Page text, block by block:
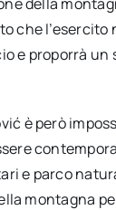
che
e proporrà
è però
e parco
montagna